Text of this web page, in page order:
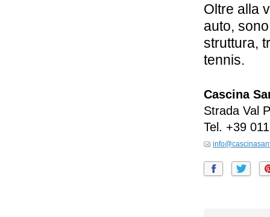
Oltre alla
auto,
struttura,
tennis.
Cascina
Strada Val
Tel. +39